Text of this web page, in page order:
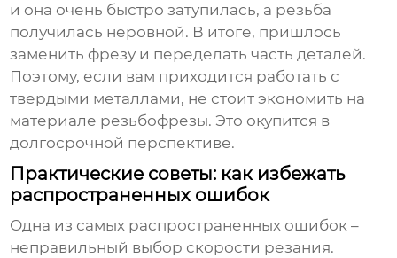
и она очень быстро затупилась, а резьба
получилась неровной. В итоге, пришлось
заменить фрезу и переделать часть деталей.
Поэтому, если вам приходится работать с
твердыми металлами, не стоит экономить на
материале резьбофрезы. Это окупится в
долгосрочной перспективе.
Практические советы: как избежать
распространенных ошибок
Одна из самых распространенных ошибок –
неправильный выбор скорости резания.